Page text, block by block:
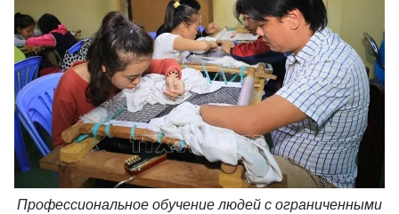
Профессиональное обучение людей с ограниченными